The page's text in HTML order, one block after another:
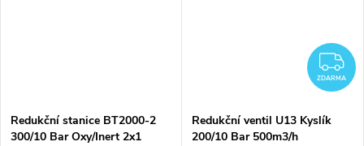
Redukční stanice BT2000-2
300/10 Bar Oxy/Inert 2x1
ZDARMA
Redukční ventil U13 Kyslík
200/10 Bar 500m3/h